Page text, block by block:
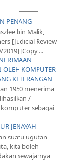
PENANG
bin Malik,
[Judicial Review
2019] [Copy ...
OLEH KOMPUTER
KETERANGAN
1950 menerima
/
sebagai
JENAYAH
suatu ugutan
kita boleh
sewajarnya